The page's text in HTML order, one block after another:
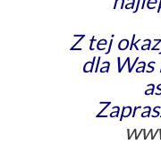
Z tej
dla Was